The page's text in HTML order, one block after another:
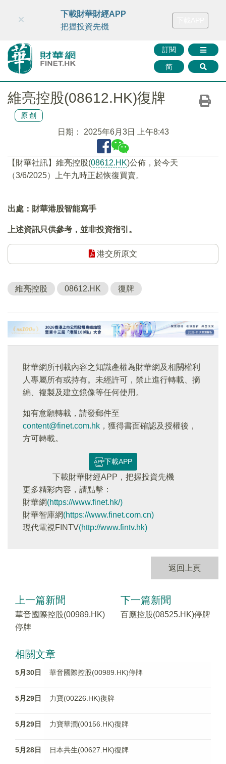
財華智庫網 FINTV FINMETA 財華證券 媒體矩陣
訂閱
简
×
下載財華財經APP
把握投資先機
維亮控股(08612.HK)復牌
原創
日期： 2025年6月3日 上午8:43
【財華社訊】維亮控股(08612.HK)公佈，於今天
（3/6/2025）上午九時正起恢復買賣。
出處：財華港股智能寫手
上述資訊只供參考，並非投資指引。
港交所原文
維亮控股 08612.HK 復牌
財華網所刊載內容之知識產權為財華網及相關權利
人專屬所有或持有。未經許可，禁止進行轉載、摘
編、複製及建立鏡像等任何使用。
如有意願轉載，請發郵件至
content@finet.com.hk ，獲得書面確認及授權後，
方可轉載。
下載APP
下載財華財經APP，把握投資先機
更多精彩内容，請點擊：
財華網(https://www.finet.hk/)
財華智庫網(https://www.finet.com.cn)
現代電視FINTV(http://www.fintv.hk)
返回上頁
上一篇新聞
華音國際控股(00989.HK)
停牌
下一篇新聞
百應控股(08525.HK)停牌
相關文章
5月30日 華音國際控股(00989.HK)停牌
5月29日 力寶(00226.HK)復牌
5月29日 力寶華潤(00156.HK)復牌
5月28日 日本共生(00627.HK)復牌